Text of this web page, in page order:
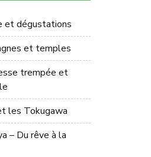
et dégustations
et temples
trempée et
les Tokugawa
– Du rêve à la